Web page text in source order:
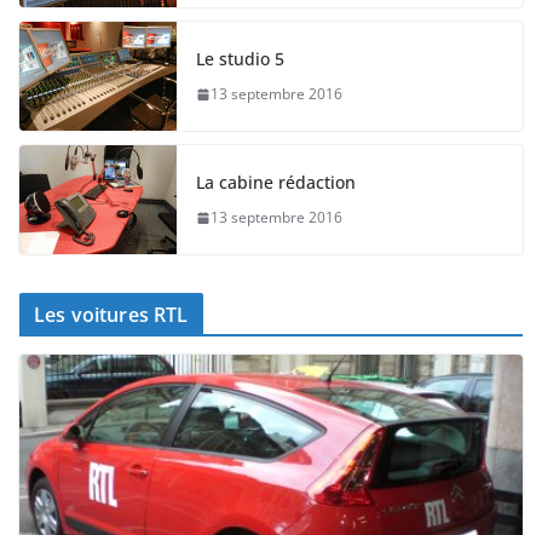
Le studio 5
13 septembre 2016
La cabine rédaction
13 septembre 2016
Les voitures RTL